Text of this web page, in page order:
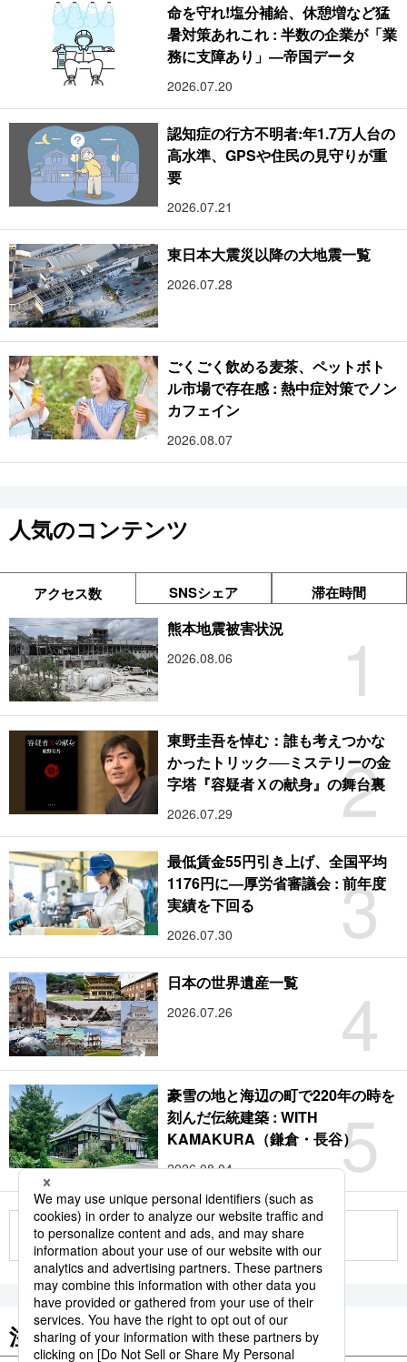
命を守れ!塩分補給、休憩増など猛
暑対策あれこれ : 半数の企業が「業
務に支障あり」―帝国データ
2026.07.20
認知症の行方不明者:年1.7万人台の
高水準、GPSや住民の見守りが重
要
2026.07.21
東日本大震災以降の大地震一覧
2026.07.28
ごくごく飲める麦茶、ペットボト
ル市場で存在感 : 熱中症対策でノン
カフェイン
2026.08.07
人気のコンテンツ
アクセス数 SNSシェア 滞在時間
1
熊本地震被害状況
2026.08.06
2
東野圭吾を悼む：誰も考えつかな
かったトリック──ミステリーの金
字塔『容疑者Ｘの献身』の舞台裏
2026.07.29
3
最低賃金55円引き上げ、全国平均
1176円に―厚労省審議会 : 前年度
実績を下回る
2026.07.30
4
日本の世界遺産一覧
2026.07.26
5
豪雪の地と海辺の町で220年の時を
刻んだ伝統建築 : WITH
KAMAKURA（鎌倉・長谷）
2026.08.04
もっと見る
注目のキーワード